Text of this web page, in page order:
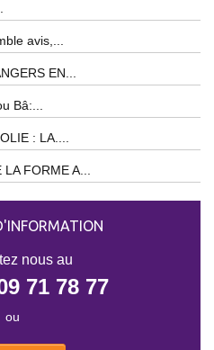
avis,...
EN...
Bâ:...
: LA....
LA FORME A...
nous au
71 78 77
ou